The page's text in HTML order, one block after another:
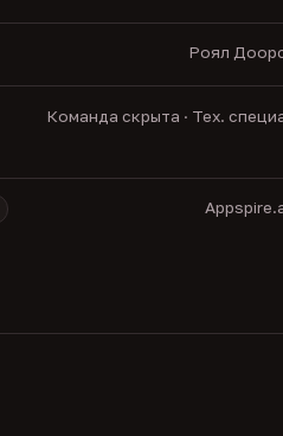
Роял
Команда скрыта · Тех.